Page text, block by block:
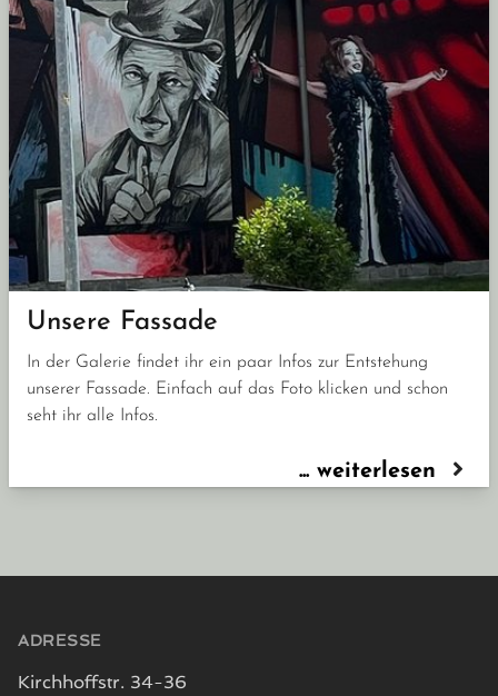
Unsere Fassade
In der Galerie findet ihr ein paar Infos zur Entstehung
unserer Fassade. Einfach auf das Foto klicken und schon
seht ihr alle Infos.
... weiterlesen
ADRESSE
Kirchhoffstr. 34-36